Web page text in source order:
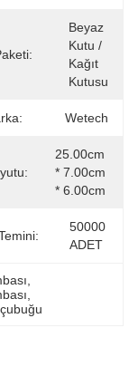
Beyaz
Kutu /
Kağıt
Kutusu
Wetech
25.00cm
* 7.00cm
* 6.00cm
50000
ADET